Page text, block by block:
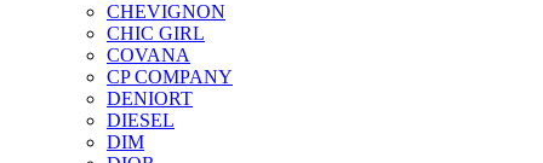
CHEVIGNON
CHIC GIRL
COVANA
CP COMPANY
DENIORT
DIESEL
DIM